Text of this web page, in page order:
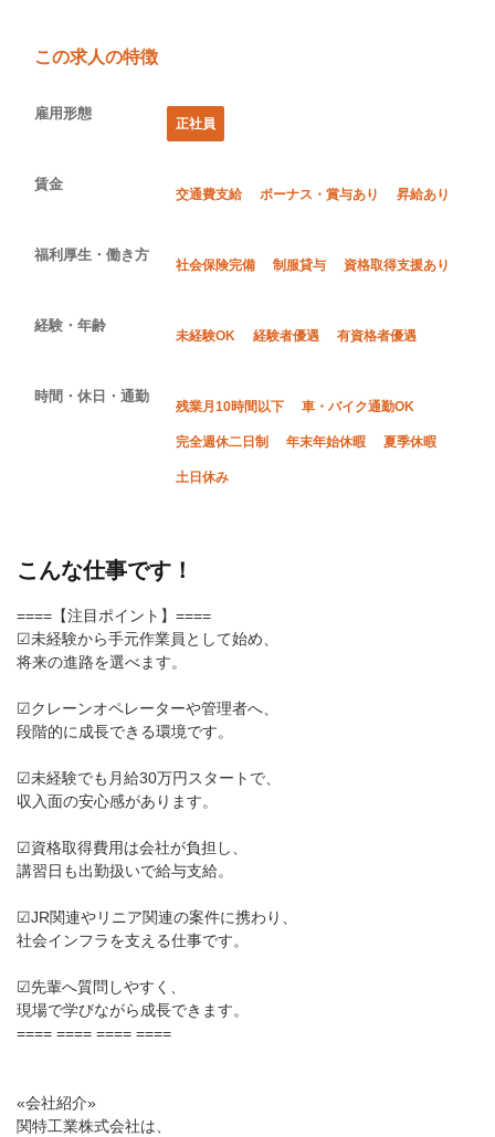
この求人の特徴
雇用形態
正社員
賃金
交通費支給 ボーナス・賞与あり 昇給あり
福利厚生・働き方
社会保険完備 制服貸与 資格取得支援あり
経験・年齢
未経験OK 経験者優遇 有資格者優遇
時間・休日・通勤
残業月10時間以下 車・バイク通勤OK
完全週休二日制 年末年始休暇 夏季休暇
土日休み
こんな仕事です！
====【注目ポイント】====
☑未経験から手元作業員として始め、
将来の進路を選べます。
☑クレーンオペレーターや管理者へ、
段階的に成長できる環境です。
☑未経験でも月給30万円スタートで、
収入面の安心感があります。
☑資格取得費用は会社が負担し、
講習日も出勤扱いで給与支給。
☑JR関連やリニア関連の案件に携わり、
社会インフラを支える仕事です。
☑先輩へ質問しやすく、
現場で学びながら成長できます。
==== ==== ==== ====
«会社紹介»
関特工業株式会社は、